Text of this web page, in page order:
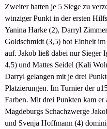
Zweiter hatten je 5 Siege zu
winziger Punkt in der ersten
Yanina Harke (2), Darryl
Goldschmidt (3,5) bot Einheit
auf. Jakob ließ dabei nur Sieger
4,5) und Mattes Seidel (Kali
Darryl gelangen mit je drei
Platzierungen. Im Turnier der
Farben. Mit drei Punkten kam
Magdeburgs Schachzwerge
und Svenja Hoffmann (4)